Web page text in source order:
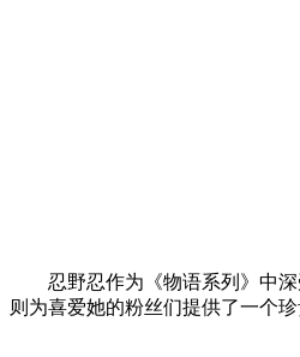
忍野忍作为《物语系列》中深
则为喜爱她的粉丝们提供了一个